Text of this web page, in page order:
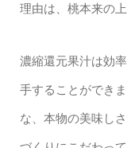
理由は、桃本来の
濃縮還元果汁は効
手することができ
な、本物の美味し